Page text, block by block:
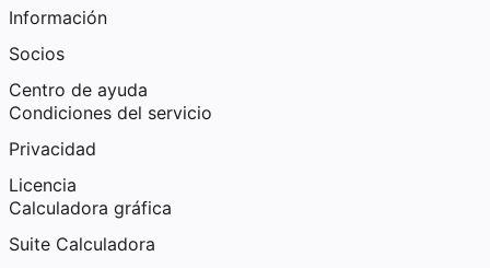
Información
Socios
Centro de ayuda
Condiciones del servicio
Privacidad
Licencia
Calculadora gráfica
Suite Calculadora